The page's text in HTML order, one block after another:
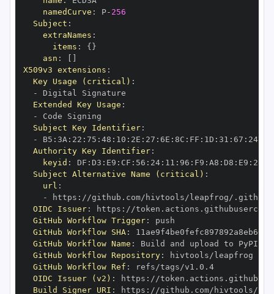
namedCurve : P- 256
Subject :
extraNames :
items : { }
asn :
X509v3 extensions :
Key Usage (critical) :
-
Extended Key Usage :
-
Subject Key Identifier:
-
B5 : 3A : 22 : 75 : 48 : 10 : 2E : 27 : 6E : 8C : FF : 1D : 31 : 67 : 24:
Authority Key Identifier:
keyid : DF : D3 : E9 : CF : 56 : 24: 11 : 96 : F9 : A8 : D8 : E9 : 28
Subject Alternative Name (critical) :
url :
-
https : //github.com/hivtools/leapfrog/.github/
OIDC Issuer: https :
GitHub Workflow Trigger:
GitHub Workflow SHA:
GitHub Workflow Name :
GitHub Workflow Repository:
GitHub Workflow Ref :
refs/tags/v1.0.4
OIDC Issuer (v2) : https :
Build Signer URI : https : //github.com/hivtools/